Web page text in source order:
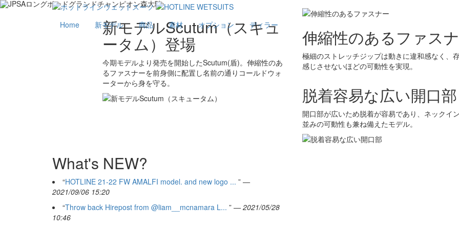
Home 新モデル 商品 素材 オプション ディラー
新モデルScutum（スキュ
ータム）登場
今期モデルより発売を開始したScutum(盾)。伸縮性のあ
るファスナーを前身側に配置し名前の通りコールドウォ
ーターから身を守る。
伸縮性のあるファス
極細のストレッチジップは動きに違和感なく、
感じさせないほどの可動性を実現。
脱着容易な広い開口部
開口部が広いため脱着が容易であり、ネックイ
並みの可動性も兼ね備えたモデル。
What's NEW?
“HOTLINE 21-22 FW AMALFI model. and new logo ... ” —
2021/09/06 15:20
“Throw back Hirepost from @liam__mcnamara L... ” — 2021/05/28
10:46